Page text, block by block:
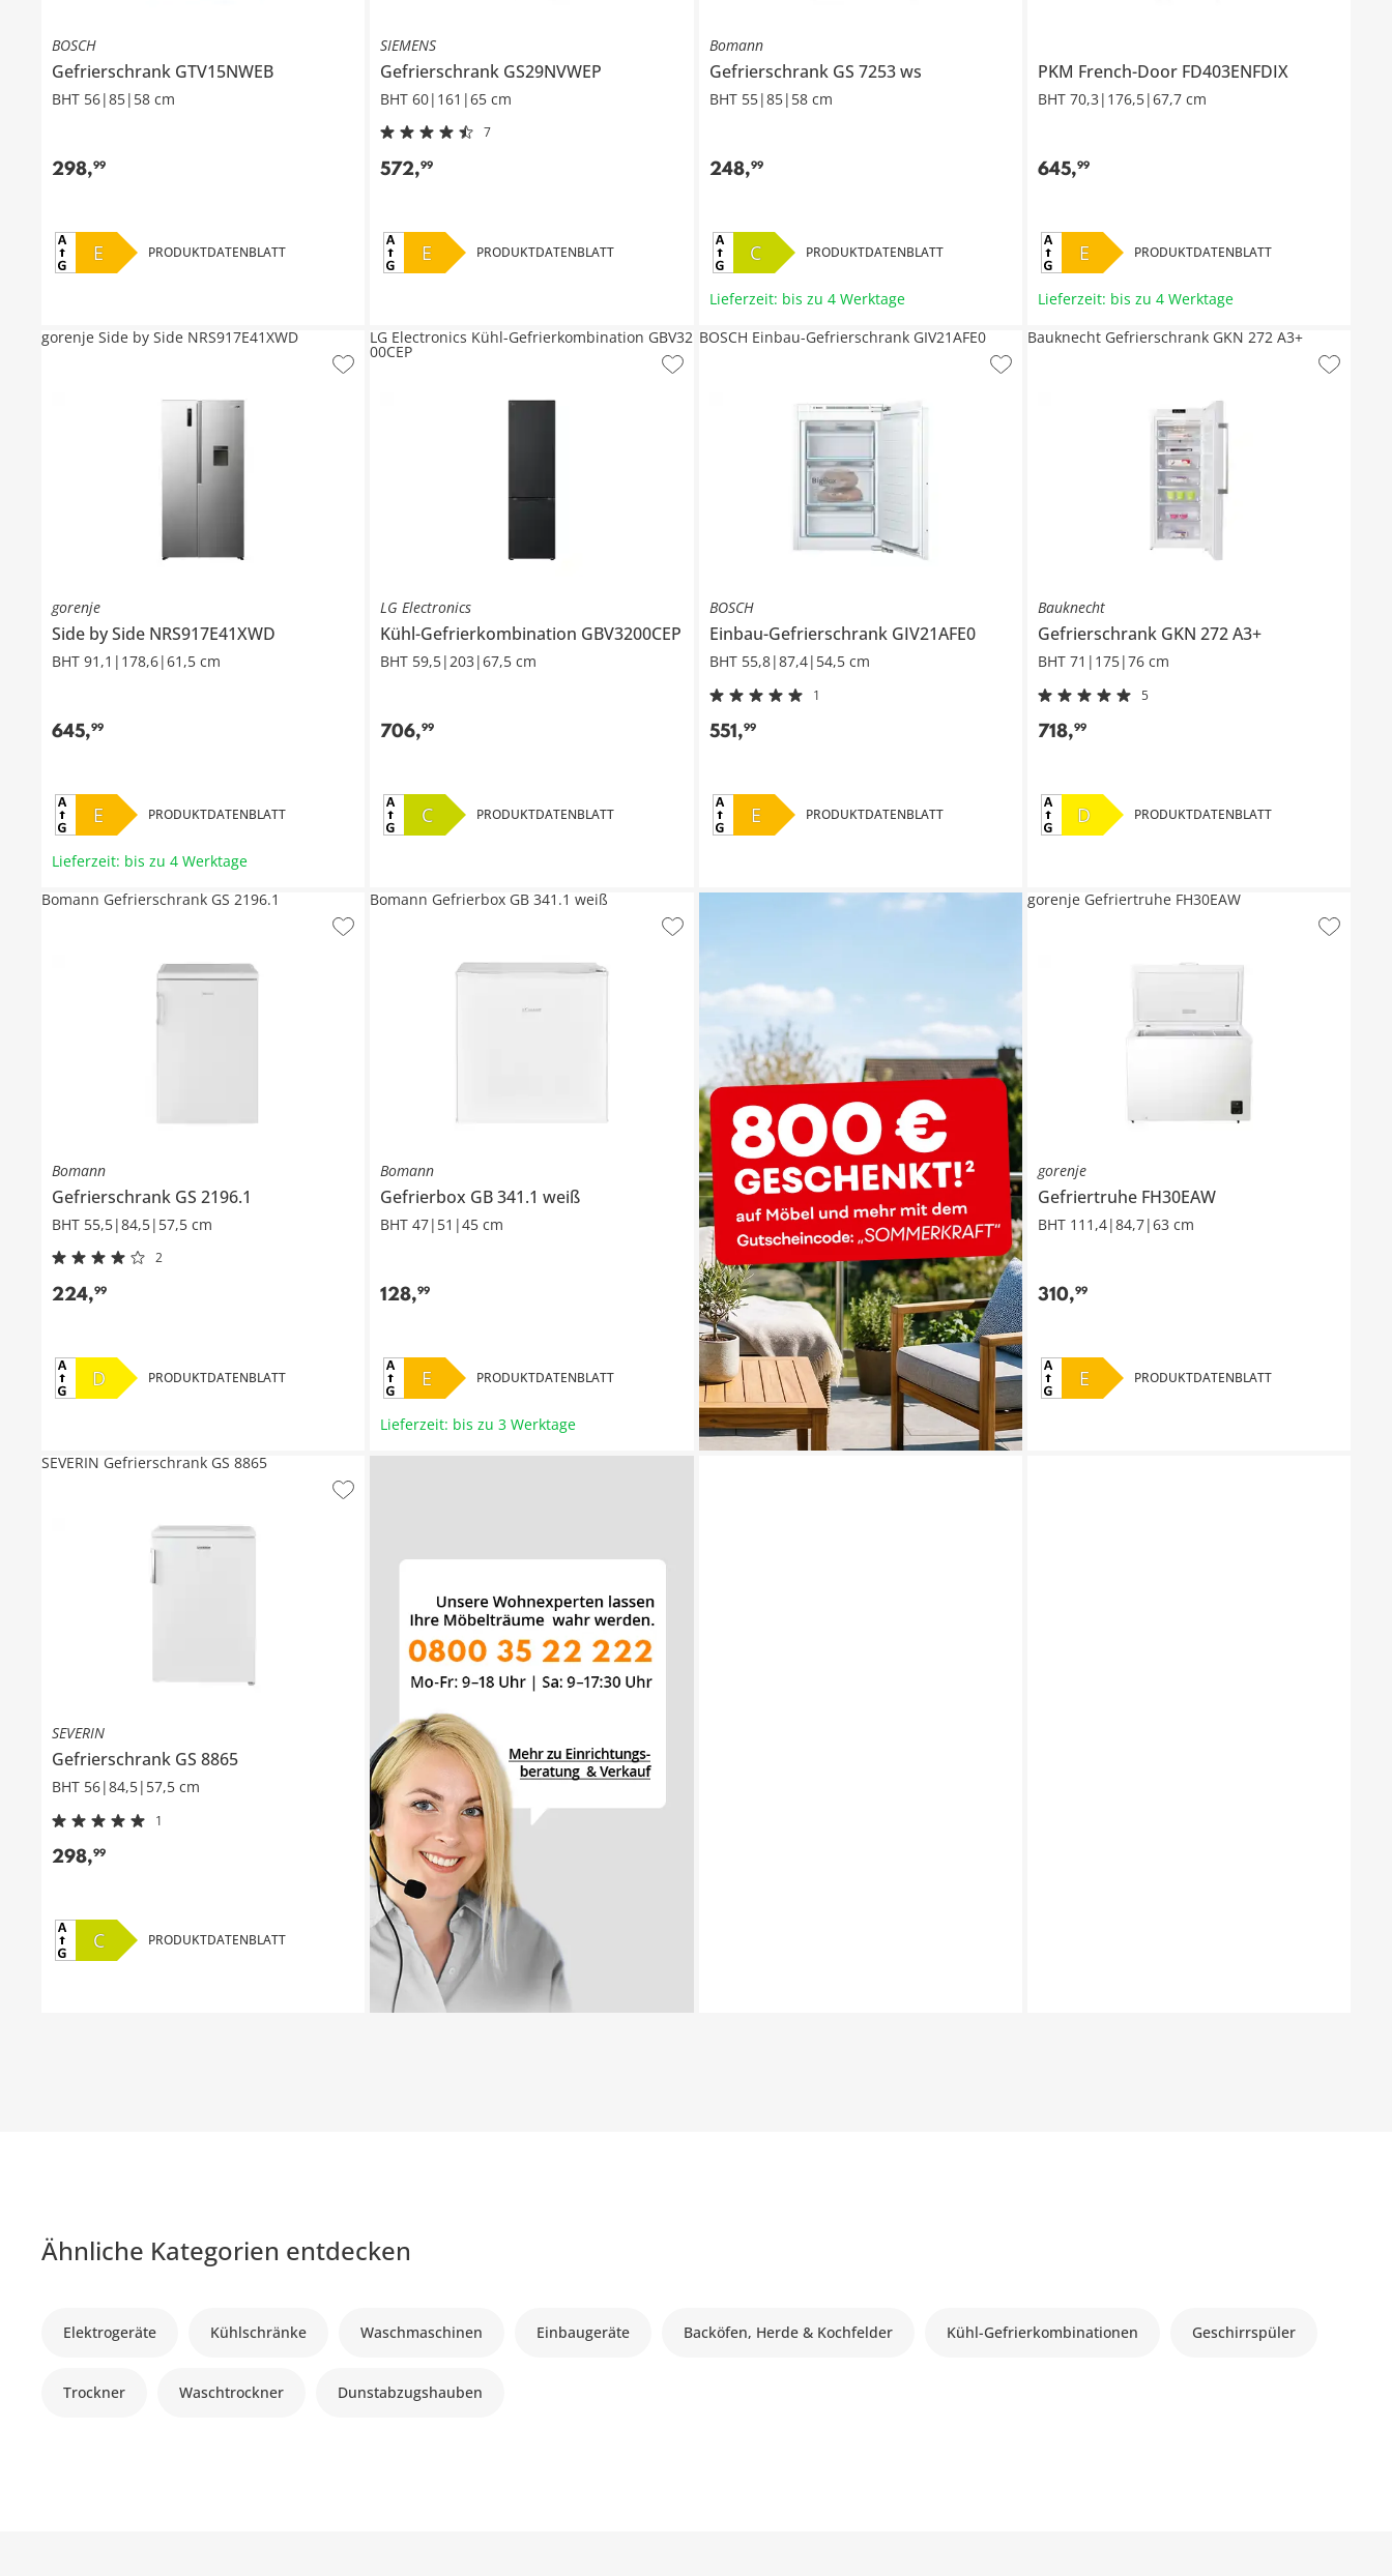
BOSCH
Gefrierschrank GTV15NWEB
BHT 56|85|58 cm
298,99
E PRODUKTDATENBLATT
SIEMENS
Gefrierschrank GS29NVWEP
BHT 60|161|65 cm
7
572,99
E PRODUKTDATENBLATT
Bomann
Gefrierschrank GS 7253 ws
BHT 55|85|58 cm
248,99
C PRODUKTDATENBLATT
Lieferzeit: bis zu 4 Werktage
PKM French-Door FD403ENFDIX
BHT 70,3|176,5|67,7 cm
645,99
E PRODUKTDATENBLATT
Lieferzeit: bis zu 4 Werktage
gorenje
Side by Side NRS917E41XWD
BHT 91,1|178,6|61,5 cm
645,99
gorenje Side by Side NRS917E41XWD
E PRODUKTDATENBLATT
Lieferzeit: bis zu 4 Werktage
LG Electronics
Kühl-Gefrierkombination GBV3200CEP
BHT 59,5|203|67,5 cm
706,99
LG Electronics Kühl-Gefrierkombination GBV32
00CEP
C PRODUKTDATENBLATT
BOSCH
Einbau-Gefrierschrank GIV21AFE0
BHT 55,8|87,4|54,5 cm
1
551,99
BOSCH Einbau-Gefrierschrank GIV21AFE0
E PRODUKTDATENBLATT
Bauknecht
Gefrierschrank GKN 272 A3+
BHT 71|175|76 cm
5
718,99
Bauknecht Gefrierschrank GKN 272 A3+
D PRODUKTDATENBLATT
Bomann
Gefrierschrank GS 2196.1
BHT 55,5|84,5|57,5 cm
2
224,99
Bomann Gefrierschrank GS 2196.1
D PRODUKTDATENBLATT
Bomann
Gefrierbox GB 341.1 weiß
BHT 47|51|45 cm
128,99
Bomann Gefrierbox GB 341.1 weiß
E PRODUKTDATENBLATT
Lieferzeit: bis zu 3 Werktage
gorenje
Gefriertruhe FH30EAW
BHT 111,4|84,7|63 cm
310,99
gorenje Gefriertruhe FH30EAW
E PRODUKTDATENBLATT
SEVERIN
Gefrierschrank GS 8865
BHT 56|84,5|57,5 cm
1
298,99
SEVERIN Gefrierschrank GS 8865
C PRODUKTDATENBLATT
Ähnliche Kategorien entdecken
Elektrogeräte Kühlschränke Waschmaschinen Einbaugeräte Backöfen, Herde & Kochfelder Kühl-Gefrierkombinationen Geschirrspüler
Trockner Waschtrockner Dunstabzugshauben